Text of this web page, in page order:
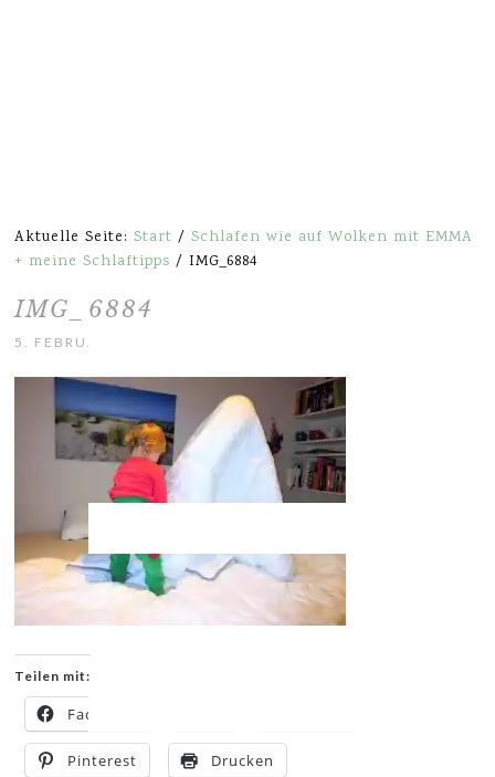
Aktuelle Seite:Start / Schlafen wie auf Wolken mit EMMA
+ meine Schlaftipps / IMG_6884
IMG_6884
5. FEBRUAR 2017
Teilen mit:
Facebook
Pinterest Drucken